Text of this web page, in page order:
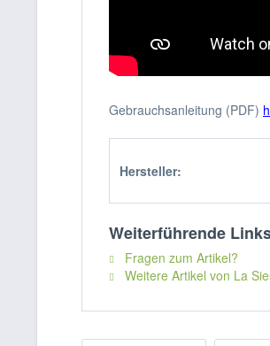
Gebrauchsanleitung (PDF)
Hersteller:
Weiterführende
Fragen zum Artikel?
Weitere Artikel von La